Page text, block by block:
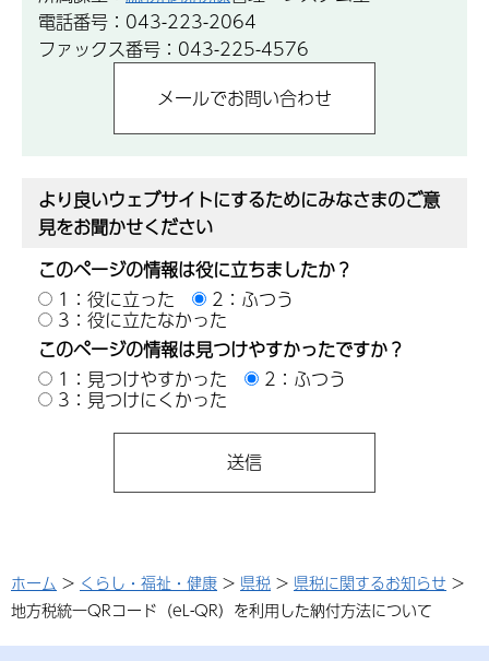
電話番号：043-223-2064
ファックス番号：043-225-4576
より良いウェブサイトにするためにみなさまのご意
見をお聞かせください
このページの情報は役に立ちましたか？
1：役に立った
2：ふつう
3：役に立たなかった
このページの情報は見つけやすかったですか？
1：見つけやすかった
2：ふつう
3：見つけにくかった
ホーム > くらし・福祉・健康 > 県税 > 県税に関するお知らせ >
地方税統一QRコード（eL-QR）を利用した納付方法について